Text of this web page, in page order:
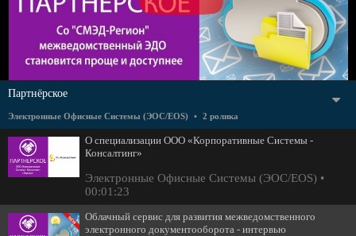
Партнёрское
Электронные Офисные Системы (ЭОС/EOS) 2 ролика
О специализации ООО «Корпоративные Системы -
Консалтинг»
Электронные Офисные Системы (ЭОС/EOS)
00:01:23
Облачный сервис для развития межведомственного
электронного документооборота - интервью